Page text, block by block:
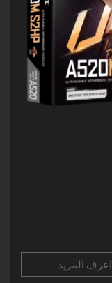
اعرف المزيد